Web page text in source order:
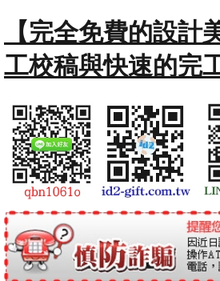
【完全免費的設
工校稿與快速的完